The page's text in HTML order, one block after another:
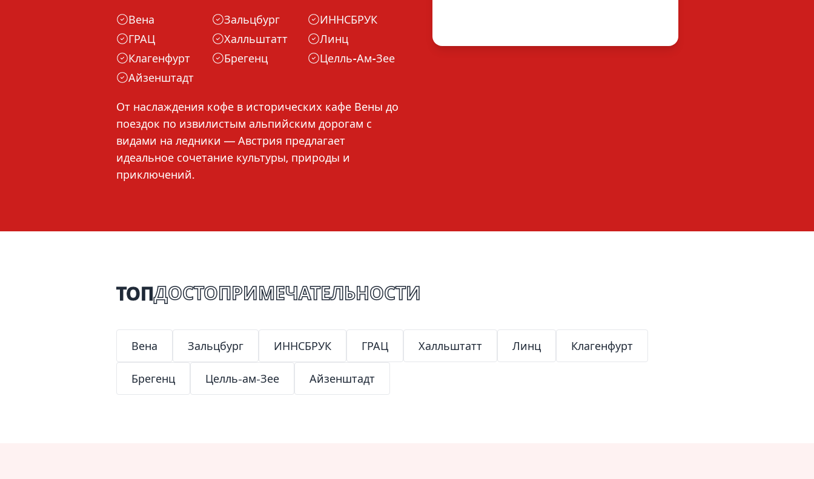
Вена
Зальцбург
ИННСБРУК
ГРАЦ
Халльштатт
Линц
Клагенфурт
Брегенц
Целль-Ам-Зее
Айзенштадт
От наслаждения кофе в исторических кафе Вены до
поездок по извилистым альпийским дорогам с
видами на ледники — Австрия предлагает
идеальное сочетание культуры, природы и
приключений.
ТОПДОСТОПРИМЕЧАТЕЛЬНОСТИ
Вена Зальцбург ИННСБРУК ГРАЦ Халльштатт Линц Клагенфурт
Брегенц Целль-ам-Зее Айзенштадт